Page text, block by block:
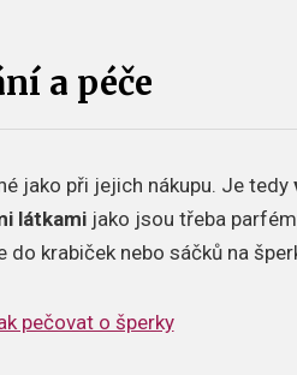
a péče
jako při jejich nákupu. Je tedy
látkami jako jsou třeba
krabiček nebo sáčků na
pečovat o šperky